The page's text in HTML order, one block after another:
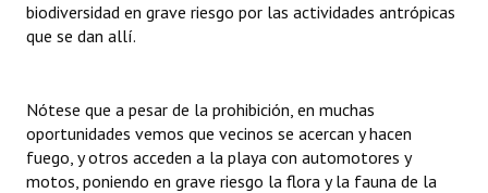
Resoluciones de Presidencia
Antiguos Pobladores
Noticias Destacadas
biodiversidad en grave riesgo por las actividades antrópicas
que se dan allí.
Nótese que a pesar de la prohibición, en muchas
oportunidades vemos que vecinos se acercan y hacen
fuego, y otros acceden a la playa con automotores y
motos, poniendo en grave riesgo la flora y la fauna de la